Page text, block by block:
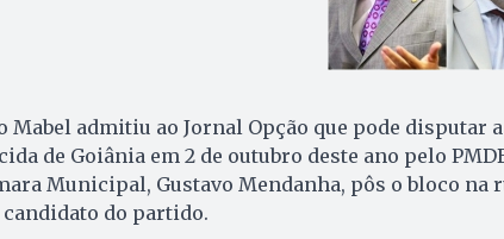
Mabel admitiu ao Jornal Opção que pode disputar
de Goiânia em 2 de outubro deste ano pelo
Municipal, Gustavo Mendanha, pôs o bloco na
candidato do partido.